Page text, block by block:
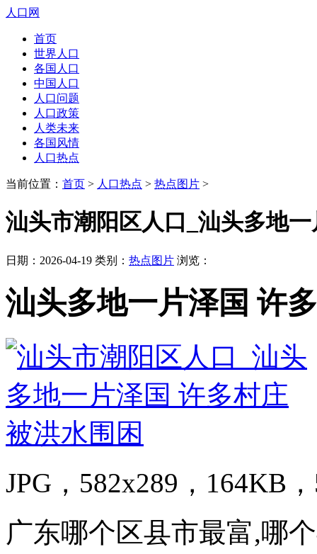
人口网
首页
世界人口
各国人口
中国人口
人口问题
人口政策
人类未来
各国风情
人口热点
当前位置： 首页 > 人口热点 > 热点图片 >
汕头市潮阳区人口_汕头多地
日期：2026-04-19 类别： 热点图片 浏览：
汕头多地一片泽国 许
JPG，582x289，164KB
广东哪个区县市最富,哪